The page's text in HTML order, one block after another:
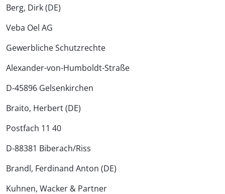
Berg, Dirk (DE)
Veba Oel AG
Gewerbliche Schutzrechte
Alexander-von-Humboldt-Straße
D-45896 Gelsenkirchen
Braito, Herbert (DE)
Postfach 11 40
D-88381 Biberach/Riss
Brandl, Ferdinand Anton (DE)
Kuhnen, Wacker & Partner